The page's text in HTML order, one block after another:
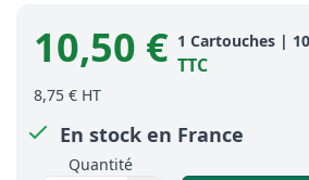
Product information
10,50 € 1 Cartouches|
TTC
8,75 € HT
En stock en France
Quantité